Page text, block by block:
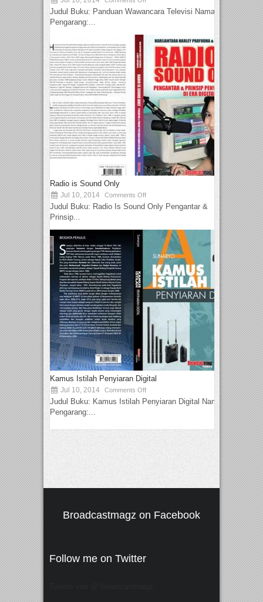
Judul Buku: Panduan Wawancara Televisi Nama
Pengarang:...
Radio is Sound Only
Jul 10, 2014 Comments Off
Judul Buku: Radio Is Sound Only Pengantar &
Prinsip...
Kamus Istilah Penyiaran Digital
Jul 10, 2014 Comments Off
Judul Buku: Kamus Istilah Penyiaran Digital Nama
Pengarang:...
Broadcastmagz on Facebook
Follow me on Twitter